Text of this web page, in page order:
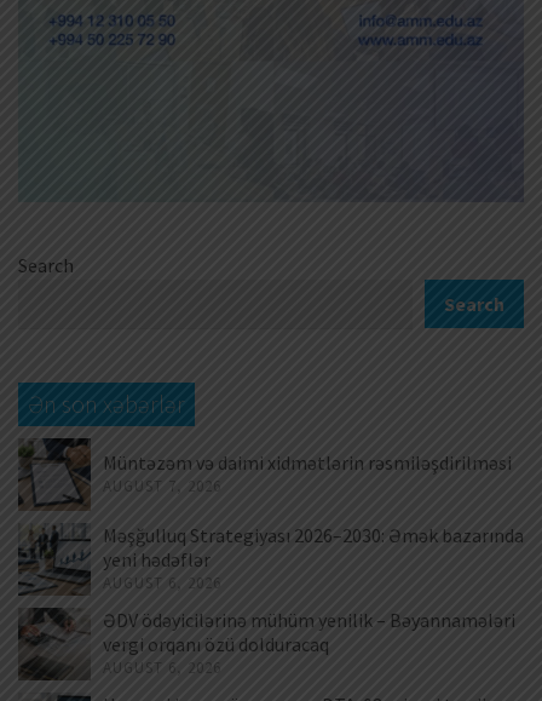
Search
Search
Ən son xəbərlər
Müntəzəm və daimi xidmətlərin rəsmiləşdirilməsi
AUGUST 7, 2026
Məşğulluq Strategiyası 2026–2030: Əmək bazarında
yeni hədəflər
AUGUST 6, 2026
ƏDV ödəyicilərinə mühüm yenilik – Bəyannamələri
vergi orqanı özü dolduracaq
AUGUST 6, 2026